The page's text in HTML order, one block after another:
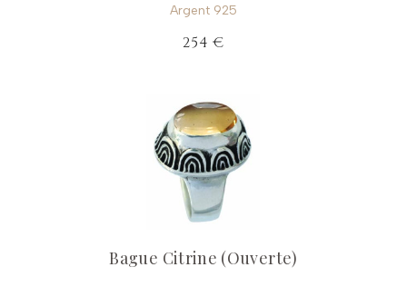
Argent 925
254 €
Bague Citrine (Ouverte)